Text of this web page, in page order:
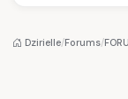
Dzirielle/Forums/